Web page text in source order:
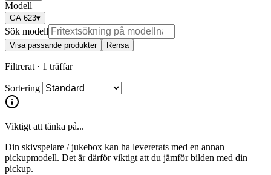
Modell
GA 623▾
Sök modell
Visa passande produkter Rensa
Filtrerat · 1 träffar
Sortering
Viktigt att tänka på...
Din skivspelare / jukebox kan ha levererats med en annan
pickupmodell. Det är därför viktigt att du jämför bilden med din
pickup.